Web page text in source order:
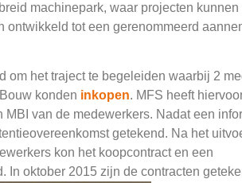
machinepark, waar projecten
ontwikkeld tot een gerenommeerd
om het traject te begeleiden waarbij 2
konden inkopen. MFS heeft
van de medewerkers. Nadat een
getekend. Na het
kon het koopcontract en een
oktober 2015 zijn de contracten